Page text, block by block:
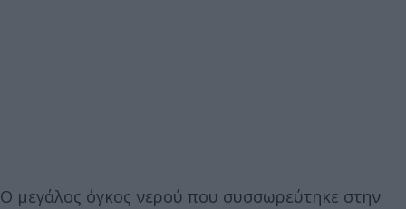
Ο μεγάλος όγκος νερού που συσσωρεύτηκε στην